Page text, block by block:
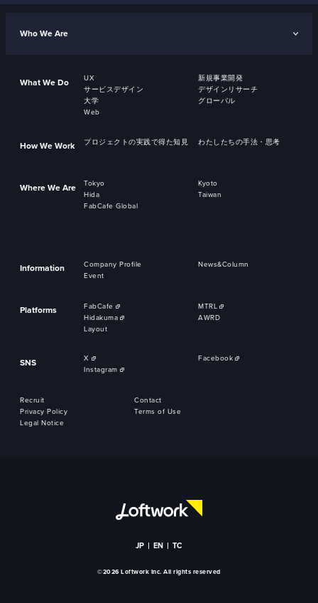
Who We Are
What We Do UX
新規事業開発
サービスデザイン
デザインリサーチ
大学
グローバル
Web
How We Work プロジェクトの実践で得た知見 わたしたちの手法・思考
Where We Are Tokyo
Kyoto
Hida
Taiwan
FabCafe Global
Information Company Profile
News&Column
Event
Platforms FabCafe
MTRL
Hidakuma
AWRD
Layout
SNS X
Facebook
Instagram
Recruit
Contact
Privacy Policy
Terms of Use
Legal Notice
JP EN TC
©2026 Loftwork Inc. All rights reserved